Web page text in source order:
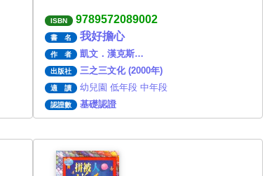
ISBN 9789572089002
書 名 我好擔心
作 者 凱文．漢克斯…
出版社 三之三文化 (2000年)
適 讀 幼兒園 低年段 中年段
認證數 基礎認證